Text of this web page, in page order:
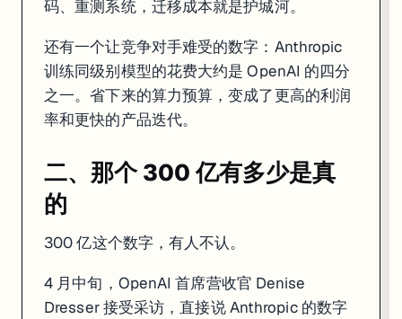
码、重测系统，迁移成本就是护城河。
还有一个让竞争对手难受的数字：Anthropic
训练同级别模型的花费大约是 OpenAI 的四分
之一。省下来的算力预算，变成了更高的利润
率和更快的产品迭代。
二、那个 300 亿有多少是真
的
300 亿这个数字，有人不认。
4 月中旬，OpenAI 首席营收官 Denise
Dresser 接受采访，直接说 Anthropic 的数字